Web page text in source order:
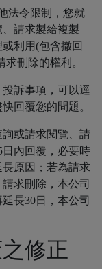
法令限制，您就
請求製給複製
利用(包含撤回
刪除的權利。
訴事項，可以逕
回覆您的問題。
或請求閱覽、請
內回覆，必要時
原因；若為請求
求刪除，本公司
長30日，本公司
修正